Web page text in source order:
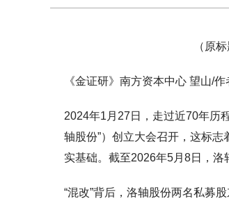
（原
《金证研》南方资本中心 望山/
2024年1月27日，走过近70年历
轴股份”）创立大会召开，这标
实基础。截至2026年5月8日，洛
“混改”背后，洛轴股份两名私募